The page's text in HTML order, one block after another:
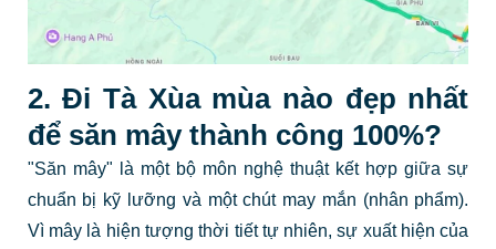
2. Đi Tà Xùa mùa nào đẹp nhất
để săn mây thành công 100%?
"Săn mây" là một bộ môn nghệ thuật kết hợp giữa sự
chuẩn bị kỹ lưỡng và một chút may mắn (nhân phẩm).
Vì mây là hiện tượng thời tiết tự nhiên, sự xuất hiện của